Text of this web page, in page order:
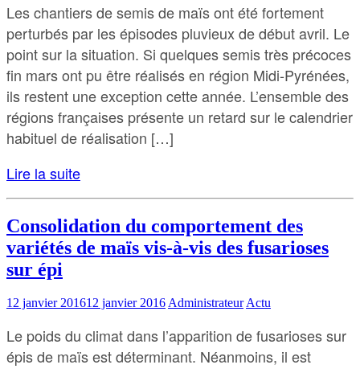
Les chantiers de semis de maïs ont été fortement
perturbés par les épisodes pluvieux de début avril. Le
point sur la situation. Si quelques semis très précoces
fin mars ont pu être réalisés en région Midi-Pyrénées,
ils restent une exception cette année. L’ensemble des
régions françaises présente un retard sur le calendrier
habituel de réalisation […]
Lire la suite
Consolidation du comportement des
variétés de maïs vis-à-vis des fusarioses
sur épi
12 janvier 201612 janvier 2016AdministrateurActu
Le poids du climat dans l’apparition de fusarioses sur
épis de maïs est déterminant. Néanmoins, il est